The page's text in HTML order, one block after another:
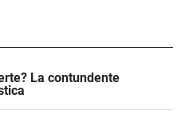
La contundente